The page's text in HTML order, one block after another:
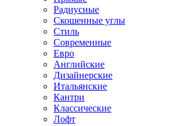
Радиусные
Скошенные углы
Стиль
Современные
Евро
Английские
Дизайнерские
Итальянские
Кантри
Классические
Лофт